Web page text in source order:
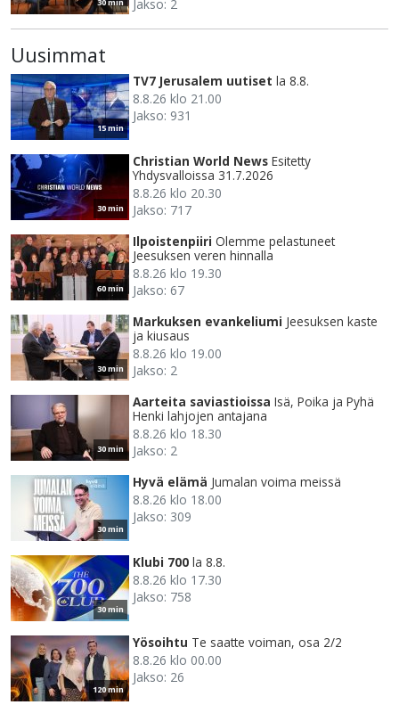
30 min
Jakso: 2
Uusimmat
15 min
TV7 Jerusalem uutiset la 8.8.
8.8.26 klo 21.00
Jakso: 931
30 min
Christian World News Esitetty
Yhdysvalloissa 31.7.2026
8.8.26 klo 20.30
Jakso: 717
60 min
Ilpoistenpiiri Olemme pelastuneet
Jeesuksen veren hinnalla
8.8.26 klo 19.30
Jakso: 67
30 min
Markuksen evankeliumi Jeesuksen kaste
ja kiusaus
8.8.26 klo 19.00
Jakso: 2
30 min
Aarteita saviastioissa Isä, Poika ja Pyhä
Henki lahjojen antajana
8.8.26 klo 18.30
Jakso: 2
30 min
Hyvä elämä Jumalan voima meissä
8.8.26 klo 18.00
Jakso: 309
30 min
Klubi 700 la 8.8.
8.8.26 klo 17.30
Jakso: 758
120 min
Yösoihtu Te saatte voiman, osa 2/2
8.8.26 klo 00.00
Jakso: 26